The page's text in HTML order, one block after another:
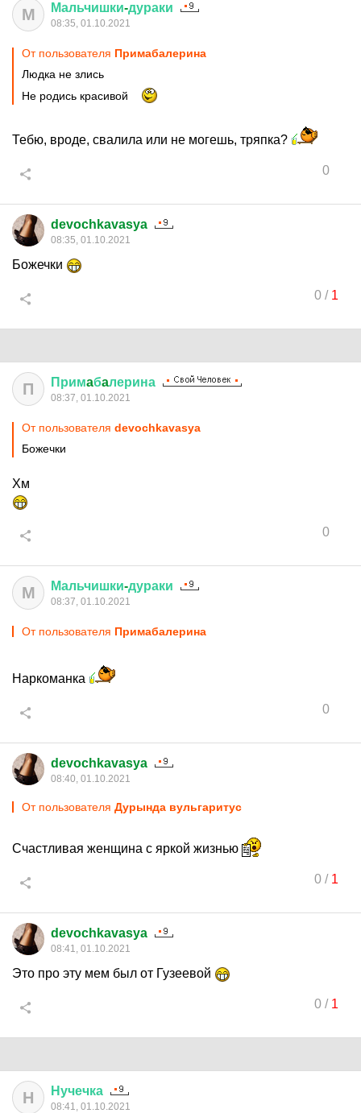
М Мальчишки-дураки
08:35, 01.10.2021
От пользователя Примaбaлерина
Людка не злись
Не родись красивой
Тебю, вроде, свалила или не могешь, тряпка?
0
devochkavasya
08:35, 01.10.2021
Божечки
0/ 1
П Примaбaлерина
08:37, 01.10.2021
От пользователя devochkavasya
Божечки
Хм
0
М Мальчишки-дураки
08:37, 01.10.2021
От пользователя Примaбaлерина
Наркоманка
0
devochkavasya
08:40, 01.10.2021
От пользователя Дурында вульгаритус
Счастливая женщина с яркой жизнью
0/ 1
devochkavasya
08:41, 01.10.2021
Это про эту мем был от Гузеевой
0/ 1
Н Нучечка
08:41, 01.10.2021